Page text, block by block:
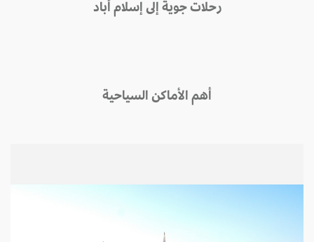
رحلات جوية إلى إسلام أباد
أهم الأماكن السياحية